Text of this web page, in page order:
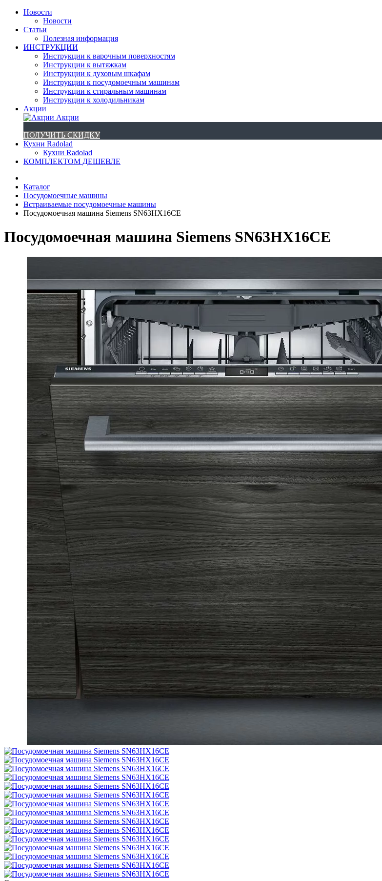
Новости
Новости
Статьи
Полезная информация
ИНСТРУКЦИИ
Инструкции к варочным поверхностям
Инструкции к вытяжкам
Инструкции к духовым шкафам
Инструкции к посудомоечным машинам
Инструкции к стиральным машинам
Инструкции к холодильникам
Акции
Акции
ПОЛУЧИТЬ СКИДКУ
Кухни Radolad
Кухни Radolad
КОМПЛЕКТОМ ДЕШЕВЛЕ
Каталог
Посудомоечные машины
Встраиваемые посудомоечные машины
Посудомоечная машина Siemens SN63HX16CE
Посудомоечная машина Siemens SN63HX16CE